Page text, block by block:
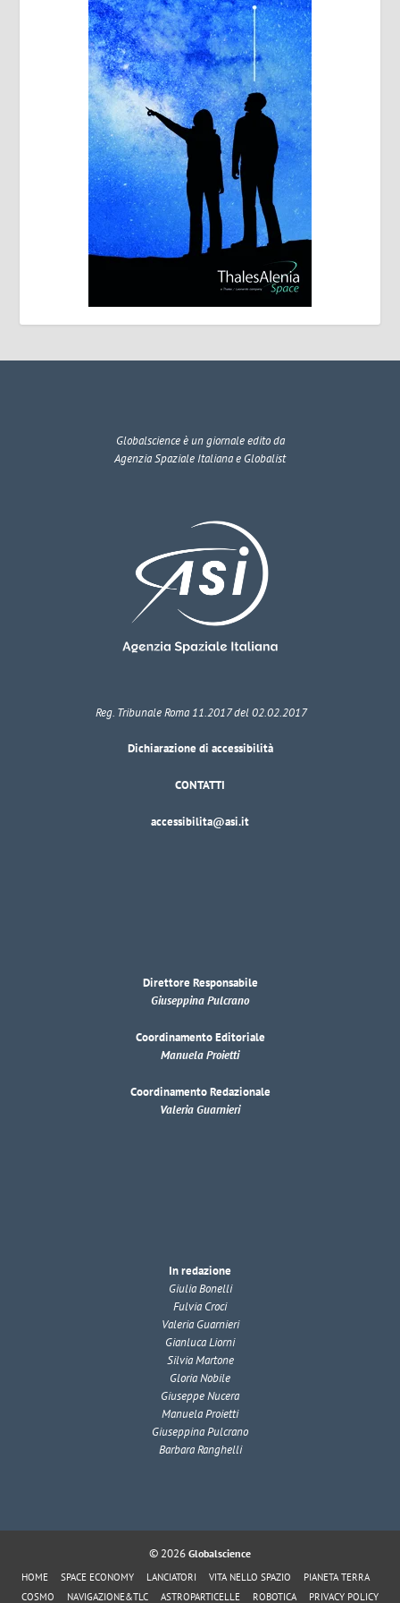
Globalscienceè un giornale edito da
Agenzia Spaziale Italiana e Globalist
Reg. Tribunale Roma 11.2017 del 02.02.2017
Dichiarazione di accessibilità
CONTATTI
accessibilita@asi.it
Direttore Responsabile
Giuseppina Pulcrano
Coordinamento Editoriale
Manuela Proietti
Coordinamento Redazionale
Valeria Guarnieri
In redazione
Giulia Bonelli
Fulvia Croci
Valeria Guarnieri
Gianluca Liorni
Silvia Martone
Gloria Nobile
Giuseppe Nucera
Manuela Proietti
Giuseppina Pulcrano
Barbara Ranghelli
© 2026 Globalscience
HOME SPACE ECONOMY LANCIATORI VITA NELLO SPAZIO
PIANETA TERRA
COSMO
NAVIGAZIONE&TLC ASTROPARTICELLE ROBOTICA PRIVACY POLICY